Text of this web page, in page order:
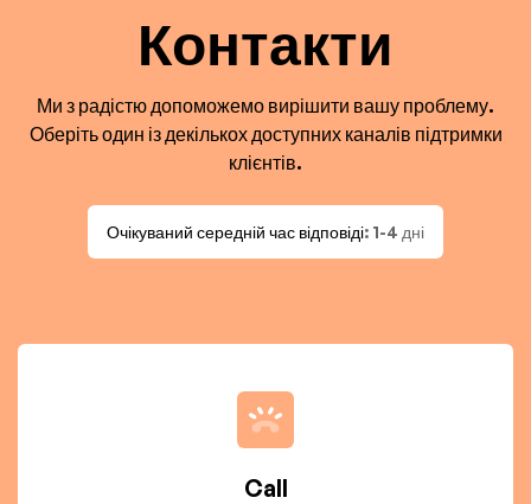
Контакти
Ми з радістю допоможемо вирішити вашу проблему.
Оберіть один із декількох доступних каналів підтримки
клієнтів.
Очікуваний середній час відповіді: 1-4 дні
Call